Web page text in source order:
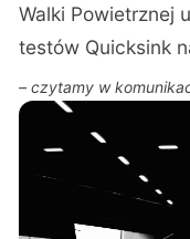
Walki Powietrznej
testów Quicksink
– czytamy w